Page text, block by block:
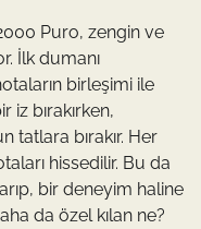
Puro, zengin ve
İlk dumanı
birleşimi ile
iz bırakırken,
tatlara bırakır. Her
hissedilir. Bu da
bir deneyim haline
da özel kılan ne?